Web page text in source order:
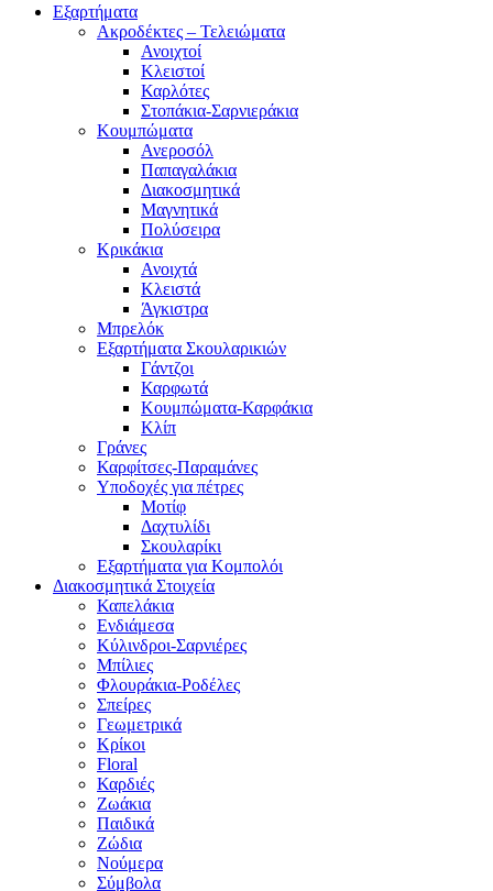
Εξαρτήματα
Ακροδέκτες – Τελειώματα
Ανοιχτοί
Κλειστοί
Καρλότες
Στοπάκια-Σαρνιεράκια
Κουμπώματα
Ανεροσόλ
Παπαγαλάκια
Διακοσμητικά
Μαγνητικά
Πολύσειρα
Κρικάκια
Ανοιχτά
Κλειστά
Άγκιστρα
Μπρελόκ
Εξαρτήματα Σκουλαρικιών
Γάντζοι
Καρφωτά
Κουμπώματα-Καρφάκια
Κλίπ
Γράνες
Καρφίτσες-Παραμάνες
Υποδοχές για πέτρες
Μοτίφ
Δαχτυλίδι
Σκουλαρίκι
Εξαρτήματα για Κομπολόι
Διακοσμητικά Στοιχεία
Καπελάκια
Ενδιάμεσα
Κύλινδροι-Σαρνιέρες
Μπίλιες
Φλουράκια-Ροδέλες
Σπείρες
Γεωμετρικά
Κρίκοι
Floral
Καρδιές
Ζωάκια
Παιδικά
Ζώδια
Νούμερα
Σύμβολα